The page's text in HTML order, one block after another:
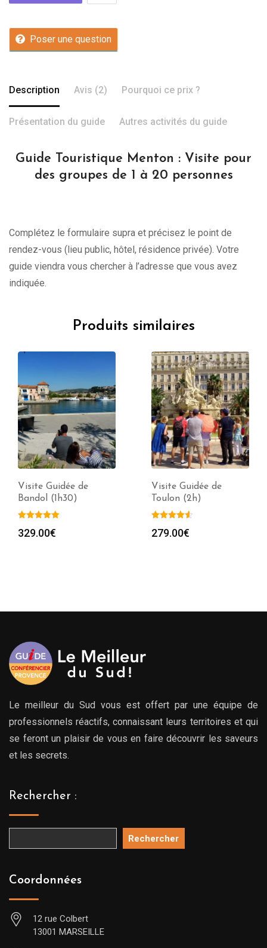
Poser une question
Description Avis (2) Pourquoi ce prix ?
Présentation du guide Autres activités du guide
Guide Touristique Menton : Visite pour
des groupes de 1 à 20 personnes
Complétez le formulaire supra et précisez le point de
rendez-vous (lieu public, hôtel, résidence privée). Votre
guide viendra vous chercher à l’adresse que vous avez
indiquée.
Produits similaires
Visite Guidée de
Bandol (1h30)
329.00€
Visite Guidée de
Toulon (2h)
279.00€
Le meilleur du Sud vous est offert par une équipe de
professionnels réactifs, connaissant leurs territoires et qui
se feront un plaisir de vous en faire découvrir les saveurs
et les secrets.
Rechercher :
Rechercher
Coordonnées
12 rue Colbert
13001 MARSEILLE